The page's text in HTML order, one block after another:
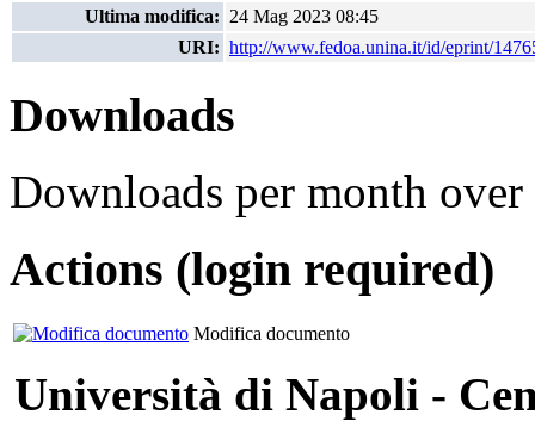
Ultima modifica: 24 Mag 2023 08:45
URI: http://www.fedoa.unina.it/id/eprint/
Downloads
Downloads per month over
Actions (login required)
Modifica documento
Università di Napoli -